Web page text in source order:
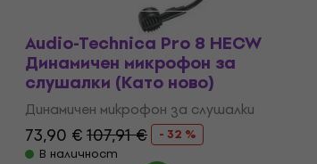
Audio-Technica Pro 8 HECW
Динамичен микрофон за
слушалки (Като ново)
Динамичен микрофон за слушалки
73,90 €107,91 €
- 32 %
В наличност